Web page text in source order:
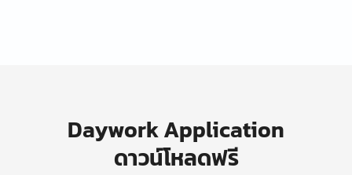
Daywork Application
ดาวน์โหลดฟรี